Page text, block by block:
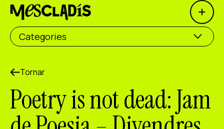
Open
Productora social
Productora d'experiències
Productora d'ocupació
Productora de coneixement
Productora cultural
Categories
Tornar
Poetry is not dead: Jam